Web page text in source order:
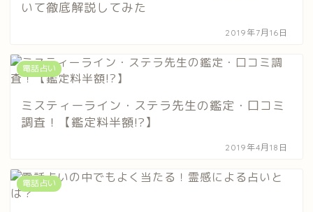
いて徹底解説してみた
2019年7月16日
電話占い
ミスティーライン・ステラ先生の鑑定・口コミ
調査！【鑑定料半額!?】
2019年4月18日
電話占い